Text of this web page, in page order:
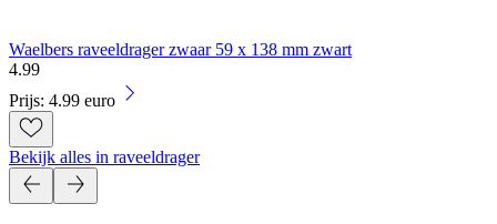
Waelbers raveeldrager zwaar 59 x 138 mm zwart
4.99
Prijs: 4.99 euro
Bekijk alles in raveeldrager